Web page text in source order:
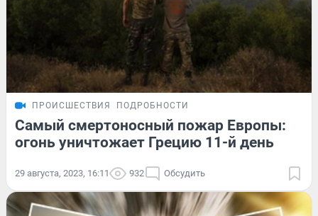
ПРОИСШЕСТВИЯ ПОДРОБНОСТИ
Самый смертоносный пожар Европы:
огонь уничтожает Грецию 11-й день
29 августа, 2023, 16:11 932 Обсудить